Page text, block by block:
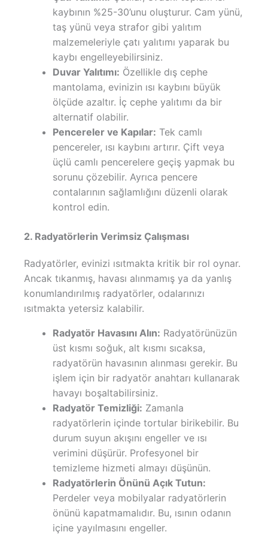
kaybının %25-30’unu oluşturur. Cam yünü,
taş yünü veya strafor gibi yalıtım
malzemeleriyle çatı yalıtımı yaparak bu
kaybı engelleyebilirsiniz.
Duvar Yalıtımı: Özellikle dış cephe
mantolama, evinizin ısı kaybını büyük
ölçüde azaltır. İç cephe yalıtımı da bir
alternatif olabilir.
Pencereler ve Kapılar: Tek camlı
pencereler, ısı kaybını artırır. Çift veya
üçlü camlı pencerelere geçiş yapmak bu
sorunu çözebilir. Ayrıca pencere
contalarının sağlamlığını düzenli olarak
kontrol edin.
2. Radyatörlerin Verimsiz Çalışması
Radyatörler, evinizi ısıtmakta kritik bir rol oynar.
Ancak tıkanmış, havası alınmamış ya da yanlış
konumlandırılmış radyatörler, odalarınızı
ısıtmakta yetersiz kalabilir.
Radyatör Havasını Alın: Radyatörünüzün
üst kısmı soğuk, alt kısmı sıcaksa,
radyatörün havasının alınması gerekir. Bu
işlem için bir radyatör anahtarı kullanarak
havayı boşaltabilirsiniz.
Radyatör Temizliği: Zamanla
radyatörlerin içinde tortular birikebilir. Bu
durum suyun akışını engeller ve ısı
verimini düşürür. Profesyonel bir
temizleme hizmeti almayı düşünün.
Radyatörlerin Önünü Açık Tutun:
Perdeler veya mobilyalar radyatörlerin
önünü kapatmamalıdır. Bu, ısının odanın
içine yayılmasını engeller.